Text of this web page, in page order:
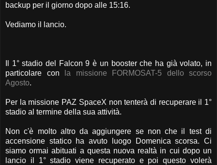
backup per il giorno dopo alle 15:16.
Vediamo il lancio.
Il 1° stadio del Falcon 9 è un booster che ha già volato, in
particolare con
la missione FORMOSAT-5 dello scorso
Agosto.
Per la missione PAZ SpaceX non tenterà di recuperare il 1°
stadio al termine della sua attività.
Non c'è molto altro da aggiungere se non che il test di
accensione statico ha avuto luogo Domenica scorsa. Ci
siamo ormai abituati a questa nuova realtà in cui dopo un
lancio il 1° stadio viene recuperato e poi questo volerà